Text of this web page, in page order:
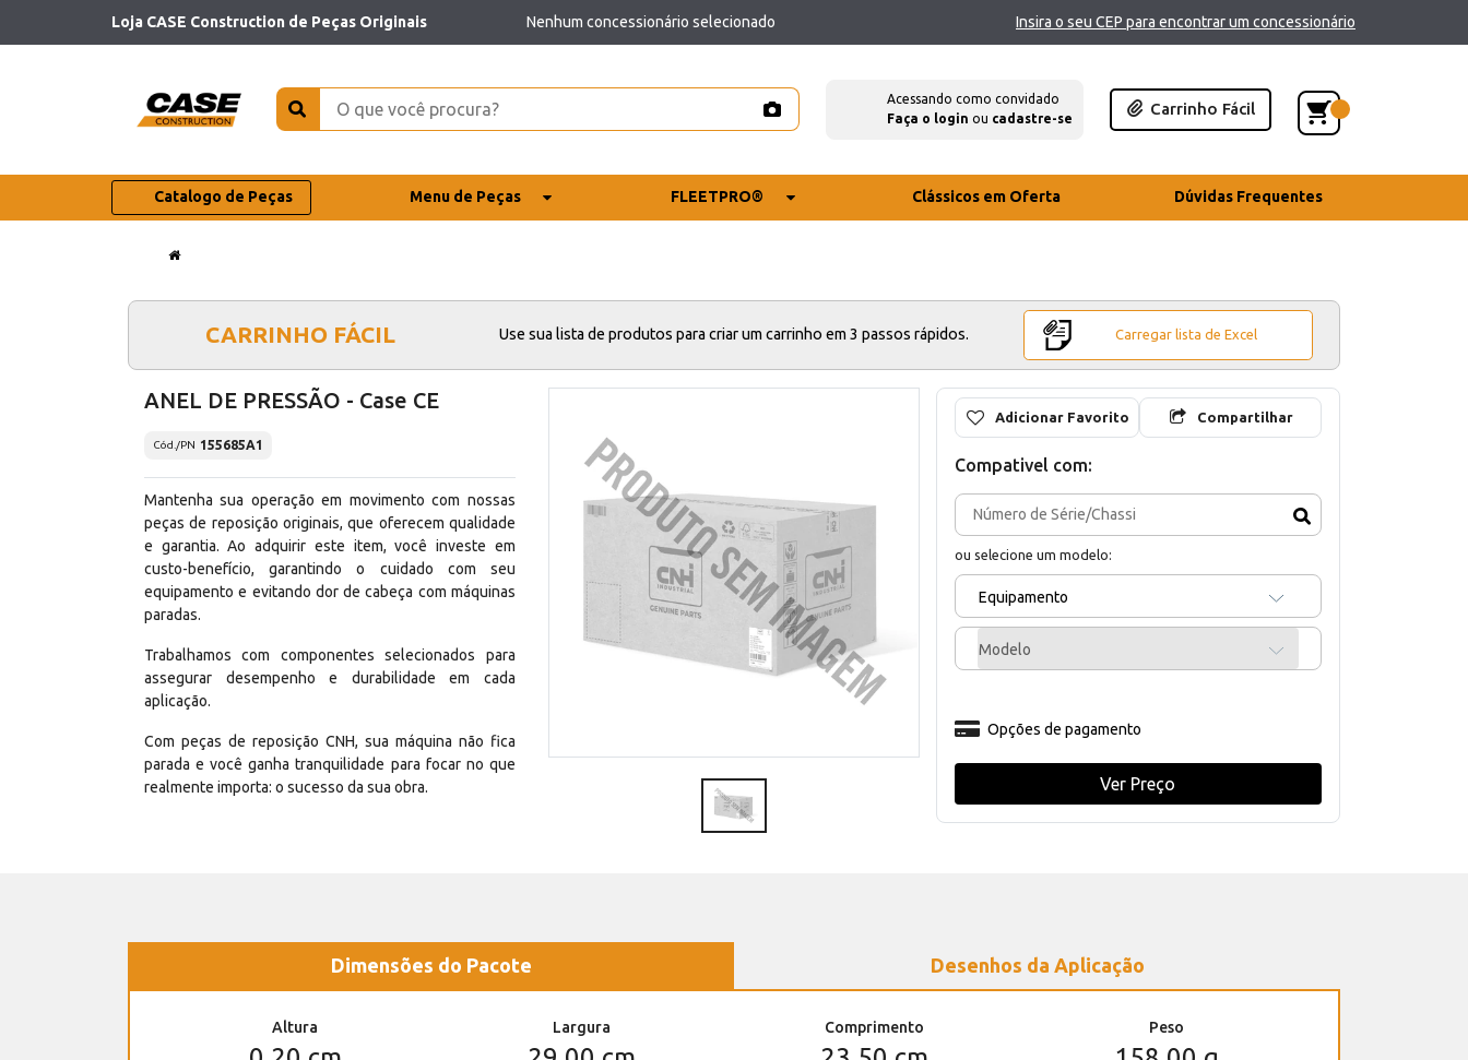
Loja CASE Construction de Peças Originais Nenhum concessionário selecionado Insira o seu CEP para encontrar um concessionário
Acessando como convidado
Faça o login ou cadastre-se
Carrinho Fácil
Catalogo de Peças Menu de Peças FLEETPRO® Clássicos em Oferta Dúvidas Frequentes
CARRINHO FÁCIL Use sua lista de produtos para criar um carrinho em 3 passos rápidos. Carregar lista de Excel
ANEL DE PRESSÃO - Case CE
Cód./PN 155685A1
Mantenha sua operação em movimento com nossas
peças de reposição originais, que oferecem qualidade
e garantia. Ao adquirir este item, você investe em
custo-benefício, garantindo o cuidado com seu
equipamento e evitando dor de cabeça com máquinas
paradas.
Trabalhamos com componentes selecionados para
assegurar desempenho e durabilidade em cada
aplicação.
Com peças de reposição CNH, sua máquina não fica
parada e você ganha tranquilidade para focar no que
realmente importa: o sucesso da sua obra.
Adicionar Favorito Compartilhar
Compativel com:
ou selecione um modelo:
Equipamento
Modelo
Opções de pagamento
Ver Preço
Dimensões do Pacote Desenhos da Aplicação
Altura Largura Comprimento Peso